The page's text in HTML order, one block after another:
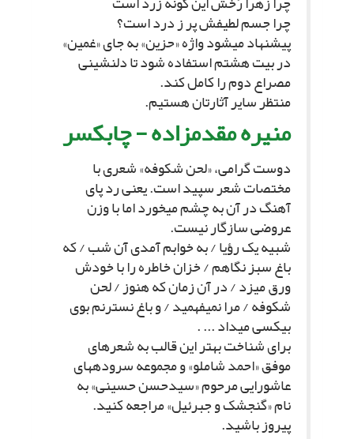
چرا جسم لطیفش پر ز درد است؟
پیشنهاد مى‏شود واژه «حزین» به جاى «غمین»
در بیت هشتم استفاده شود تا دلنشینى
مصراع دوم را کامل کند.
منتظر سایر آثارتان هستیم.
منیره مقدم‏زاده - چابکسر
دوست گرامى، «لحن شکوفه» شعرى با
مختصات شعر سپید است. یعنى رد پاى
آهنگ در آن به چشم مى‏خورد اما با وزن
عروضى سازگار نیست.
شبیه یک رؤیا / به خوابم آمدى آن شب / که
باغ سبز نگاهم / خزان خاطره را با خودش
ورق مى‏زد / در آن زمان که هنوز / لحن
شکوفه / مرا نمى‏فهمید / و باغ نسترنم بوى
بى‏کسى مى‏داد ... .
براى شناخت بهتر این قالب به شعرهاى
موفق «احمد شاملو» و مجموعه سروده‏هاى
عاشورایى مرحوم «سیدحسن حسینى» به
نام «گنجشک و جبرئیل» مراجعه کنید.
پیروز باشید.